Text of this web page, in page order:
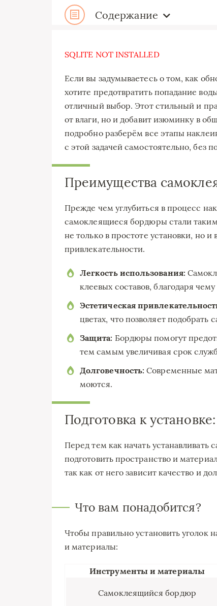
Содержание
SQLITE NOT INSTALLED
Если вы задумываетесь о том, как
хотите предотвратить попадание
отличный выбор. Этот стильный и
от влаги, но и добавит изюминку в
подробно разберём все этапы
с этой задачей самостоятельно, без
Преимущества
Прежде чем углубиться в процесс
самоклеящиеся бордюры стали
не только в простоте установки, но и
привлекательности.
Легкость использования:
клеевых составов, благодаря
Эстетическая
цветах, что позволяет
Защита: Бордюры помогут
тем самым увеличивая срок
Долговечность: Современные
моются.
Подготовка к
Перед тем как начать
подготовить пространство и
так как от него зависит качество и
Что вам понадобится?
Чтобы правильно установить уголок
и материалы:
Инструменты и материалы
Самоклеящийся бордюр